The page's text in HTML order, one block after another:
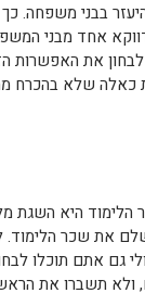
בבני משפחה.
אחד מבני
לבחון את
כאלה שלא
היא השגת
את שכר
גם אתם תוכלו
ולא תשברו את